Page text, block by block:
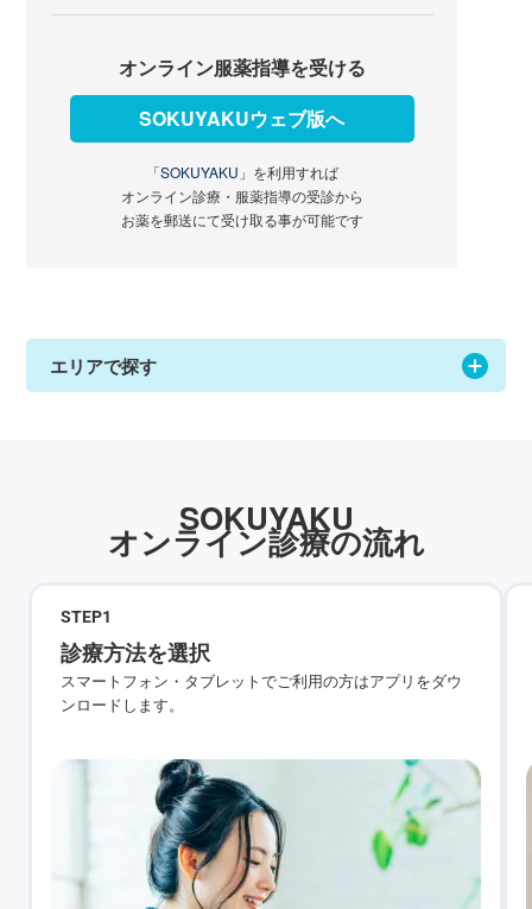
オンライン服薬指導を受ける
SOKUYAKUウェブ版へ
「SOKUYAKU」 を利用すれば
オンライン診療・服薬指導の受診から
お薬を郵送にて受け取る事が可能です
エリアで探す
SOKUYAKU
オンライン診療の流れ
STEP1
診療方法を選択
スマートフォン・タブレットでご利用の方はアプリをダウ
ンロードします。